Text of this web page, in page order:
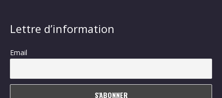
Lettre d’information
Email